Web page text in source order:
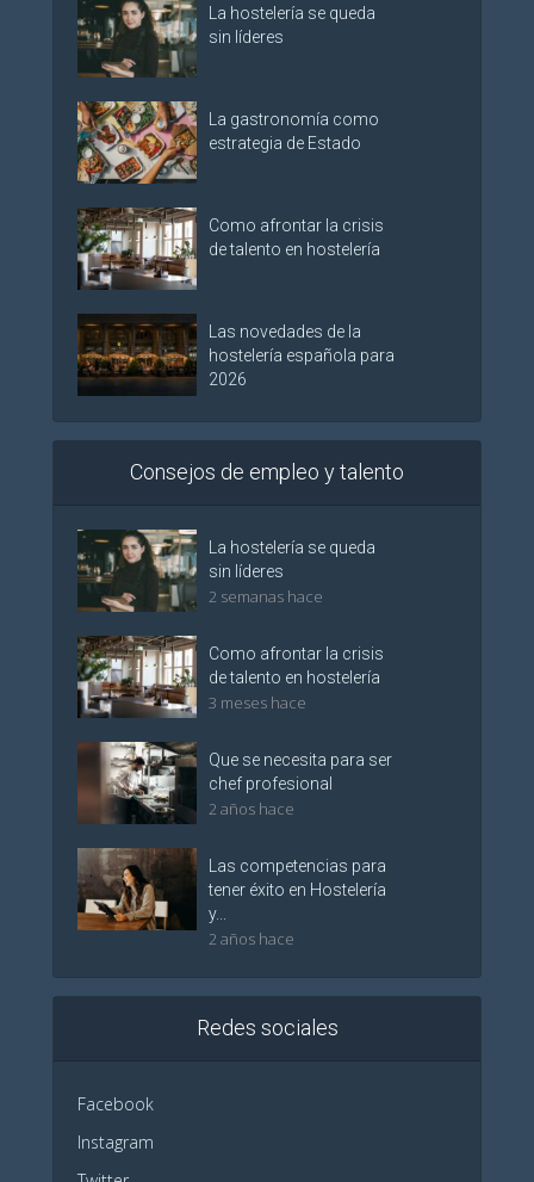
La hostelería se queda
sin líderes
La gastronomía como
estrategia de Estado
Como afrontar la crisis
de talento en hostelería
Las novedades de la
hostelería española para
2026
Consejos de empleo y talento
La hostelería se queda
sin líderes
2 semanas hace
Como afrontar la crisis
de talento en hostelería
3 meses hace
Que se necesita para ser
chef profesional
2 años hace
Las competencias para
tener éxito en Hostelería
y...
2 años hace
Redes sociales
Facebook
Instagram